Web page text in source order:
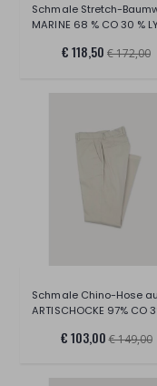
MARINE 68 % CO 30 % LY 2 %
€ 118,50 € 172,00
ARTISCHOCKE 97% CO
€ 103,00 € 149,00